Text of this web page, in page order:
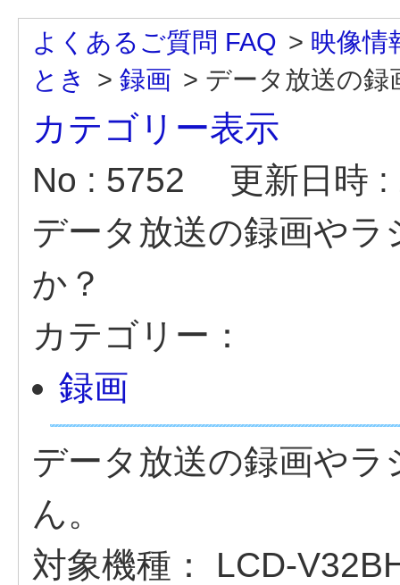
よくあるご質問 FAQ > 映像情
とき
> 録画 > データ放送の
カテゴリー表示
No : 5752
更新日時
データ放送の録画や
か？
カテゴリー：
録画
データ放送の録画や
ん。
対象機種：
LCD-